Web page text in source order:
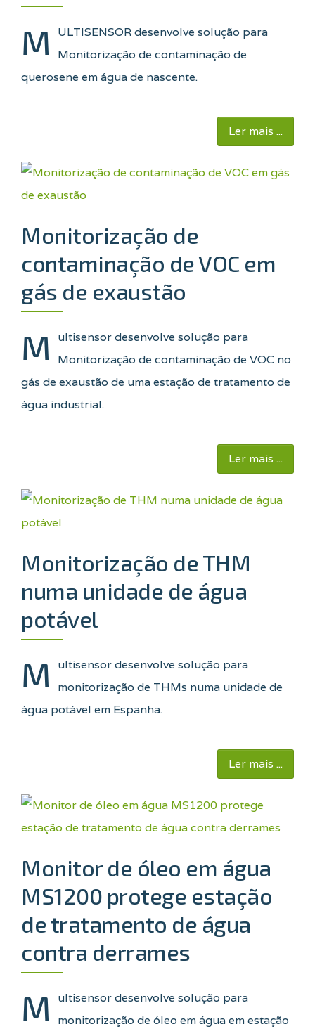
M
ULTISENSOR desenvolve solução para
Monitorização de contaminação de
querosene em água de nascente.
Ler mais ...
Monitorização de
contaminação de VOC em
gás de exaustão
M
ultisensor desenvolve solução para
Monitorização de contaminação de VOC no
gás de exaustão de uma estação de tratamento de
água industrial.
Ler mais ...
Monitorização de THM
numa unidade de água
potável
M
ultisensor desenvolve solução para
monitorização de THMs numa unidade de
água potável em Espanha.
Ler mais ...
Monitor de óleo em água
MS1200 protege estação
de tratamento de água
contra derrames
M
ultisensor desenvolve solução para
monitorização de óleo em água em estação